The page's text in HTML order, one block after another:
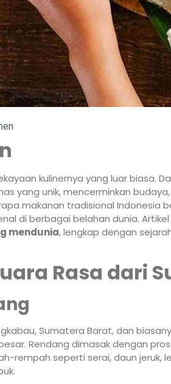
kulinernya yang luar biasa.
yang unik, mencerminkan
makanan tradisional Indonesia
di berbagai belahan dunia.
mendunia, lengkap dengan
Rasa dari
Sumatera Barat, dan
Rendang dimasak dengan
rempah seperti serai, daun jeruk,